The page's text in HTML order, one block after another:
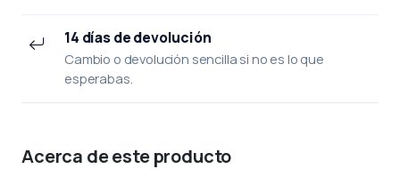
14 días de devolución
Cambio o devolución sencilla si no es lo que
esperabas.
Acerca de este producto